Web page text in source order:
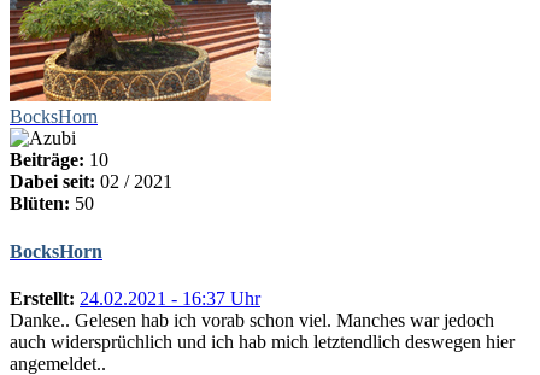
BocksHorn
Beiträge: 10
Dabei seit: 02 / 2021
Blüten: 50
BocksHorn
Erstellt: 24.02.2021 - 16:37 Uhr
Danke.. Gelesen hab ich vorab schon viel. Manches war jedoch
auch widersprüchlich und ich hab mich letztendlich deswegen hier
angemeldet..